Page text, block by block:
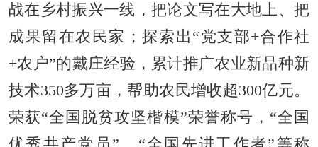
战在乡村振兴一线，把论文写在大地上、把
成果留在农民家；探索出“党支部+合作社
+农户”的戴庄经验，累计推广农业新品种新
技术350多万亩，帮助农民增收超300亿元。
荣获“全国脱贫攻坚楷模”荣誉称号，“全国